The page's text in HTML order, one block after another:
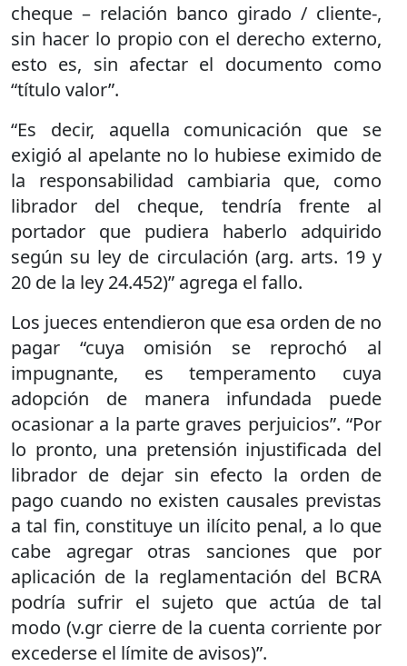
cheque – relación banco girado / cliente-,
sin hacer lo propio con el derecho externo,
esto es, sin afectar el documento como
“título valor”.
“Es decir, aquella comunicación que se
exigió al apelante no lo hubiese eximido de
la responsabilidad cambiaria que, como
librador del cheque, tendría frente al
portador que pudiera haberlo adquirido
según su ley de circulación (arg. arts. 19 y
20 de la ley 24.452)” agrega el fallo.
Los jueces entendieron que esa orden de no
pagar “cuya omisión se reprochó al
impugnante, es temperamento cuya
adopción de manera infundada puede
ocasionar a la parte graves perjuicios”. “Por
lo pronto, una pretensión injustificada del
librador de dejar sin efecto la orden de
pago cuando no existen causales previstas
a tal fin, constituye un ilícito penal, a lo que
cabe agregar otras sanciones que por
aplicación de la reglamentación del BCRA
podría sufrir el sujeto que actúa de tal
modo (v.gr cierre de la cuenta corriente por
excederse el límite de avisos)”.